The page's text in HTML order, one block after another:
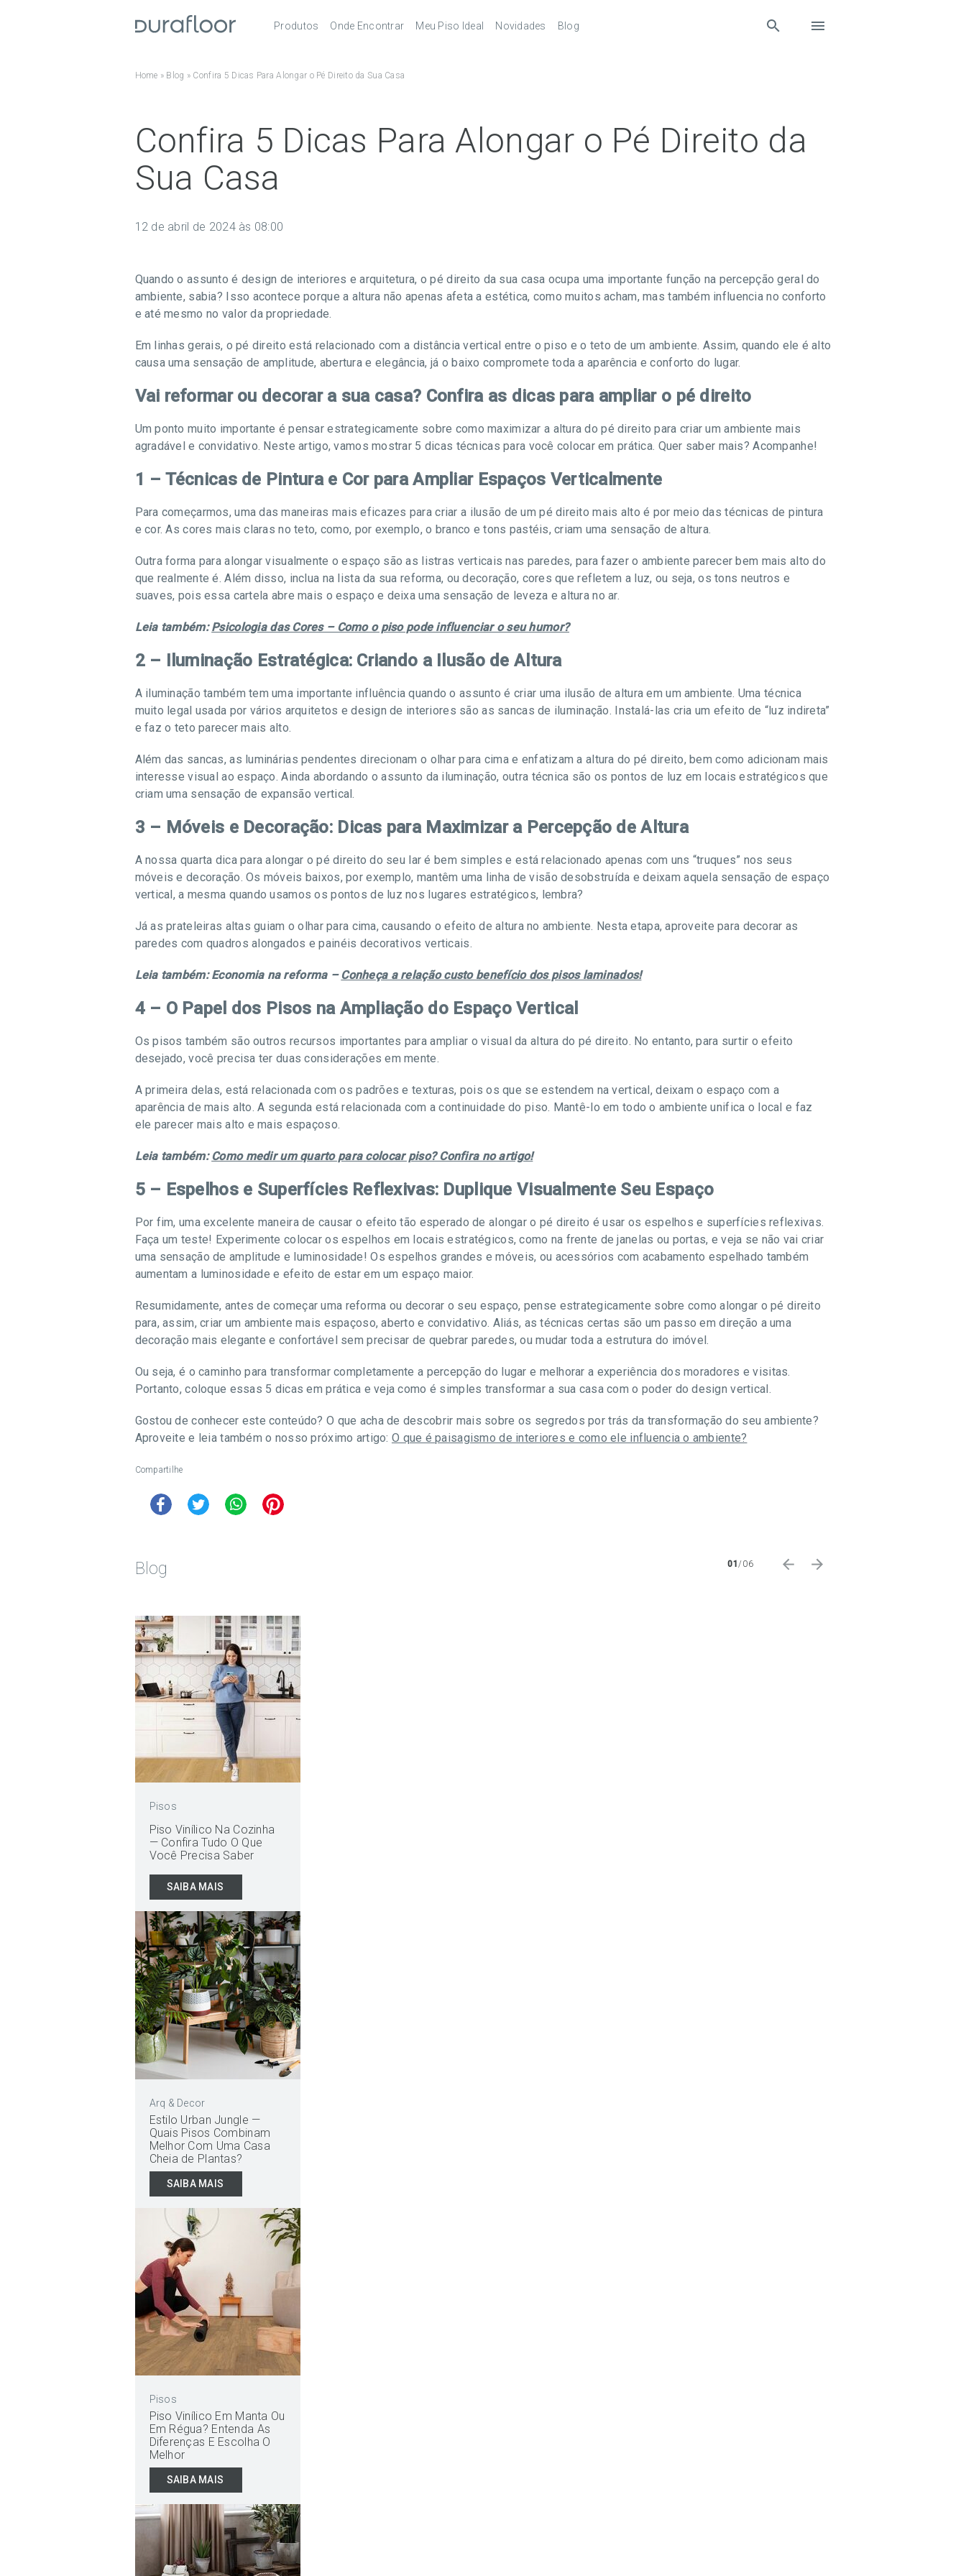
Produtos
Pisos Laminados Ultra
Pisos Vinílicos SPC
Rodapés
Melhores
Onde Encontrar
Serviços
Meu Piso Ideal Novidades Blog
Home » Blog » Confira 5 Dicas Para Alongar o Pé Direito da Sua Casa
Confira 5 Dicas Para Alongar o Pé Direito da
Sua Casa
12 de abril de 2024 às 08:00
Quando o assunto é design de interiores e arquitetura, o pé direito da sua casa ocupa uma importante função na percepção geral do
ambiente, sabia? Isso acontece porque a altura não apenas afeta a estética, como muitos acham, mas também influencia no conforto
e até mesmo no valor da propriedade.
Em linhas gerais, o pé direito está relacionado com a distância vertical entre o piso e o teto de um ambiente. Assim, quando ele é alto
causa uma sensação de amplitude, abertura e elegância, já o baixo compromete toda a aparência e conforto do lugar.
Vai reformar ou decorar a sua casa? Confira as dicas para ampliar o pé direito
Um ponto muito importante é pensar estrategicamente sobre como maximizar a altura do pé direito para criar um ambiente mais
agradável e convidativo. Neste artigo, vamos mostrar 5 dicas técnicas para você colocar em prática. Quer saber mais? Acompanhe!
1 – Técnicas de Pintura e Cor para Ampliar Espaços Verticalmente
Para começarmos, uma das maneiras mais eficazes para criar a ilusão de um pé direito mais alto é por meio das técnicas de pintura
e cor. As cores mais claras no teto, como, por exemplo, o branco e tons pastéis, criam uma sensação de altura.
Outra forma para alongar visualmente o espaço são as listras verticais nas paredes, para fazer o ambiente parecer bem mais alto do
que realmente é. Além disso, inclua na lista da sua reforma, ou decoração, cores que refletem a luz, ou seja, os tons neutros e
suaves, pois essa cartela abre mais o espaço e deixa uma sensação de leveza e altura no ar.
Leia também:Psicologia das Cores – Como o piso pode influenciar o seu humor?
2 – Iluminação Estratégica: Criando a Ilusão de Altura
A iluminação também tem uma importante influência quando o assunto é criar uma ilusão de altura em um ambiente. Uma técnica
muito legal usada por vários arquitetos e design de interiores são as sancas de iluminação. Instalá-las cria um efeito de “luz indireta”
e faz o teto parecer mais alto.
Além das sancas, as luminárias pendentes direcionam o olhar para cima e enfatizam a altura do pé direito, bem como adicionam mais
interesse visual ao espaço. Ainda abordando o assunto da iluminação, outra técnica são os pontos de luz em locais estratégicos que
criam uma sensação de expansão vertical.
3 – Móveis e Decoração: Dicas para Maximizar a Percepção de Altura
A nossa quarta dica para alongar o pé direito do seu lar é bem simples e está relacionado apenas com uns “truques” nos seus
móveis e decoração. Os móveis baixos, por exemplo, mantêm uma linha de visão desobstruída e deixam aquela sensação de espaço
vertical, a mesma quando usamos os pontos de luz nos lugares estratégicos, lembra?
Já as prateleiras altas guiam o olhar para cima, causando o efeito de altura no ambiente. Nesta etapa, aproveite para decorar as
paredes com quadros alongados e painéis decorativos verticais.
Leia também: Economia na reforma – Conheça a relação custo benefício dos pisos laminados!
4 – O Papel dos Pisos na Ampliação do Espaço Vertical
Os pisos também são outros recursos importantes para ampliar o visual da altura do pé direito. No entanto, para surtir o efeito
desejado, você precisa ter duas considerações em mente.
A primeira delas, está relacionada com os padrões e texturas, pois os que se estendem na vertical, deixam o espaço com a
aparência de mais alto. A segunda está relacionada com a continuidade do piso. Mantê-lo em todo o ambiente unifica o local e faz
ele parecer mais alto e mais espaçoso.
Leia também: Como medir um quarto para colocar piso? Confira no artigo!
5 – Espelhos e Superfícies Reflexivas: Duplique Visualmente Seu Espaço
Por fim, uma excelente maneira de causar o efeito tão esperado de alongar o pé direito é usar os espelhos e superfícies reflexivas.
Faça um teste! Experimente colocar os espelhos em locais estratégicos, como na frente de janelas ou portas, e veja se não vai criar
uma sensação de amplitude e luminosidade! Os espelhos grandes e móveis, ou acessórios com acabamento espelhado também
aumentam a luminosidade e efeito de estar em um espaço maior.
Resumidamente, antes de começar uma reforma ou decorar o seu espaço, pense estrategicamente sobre como alongar o pé direito
para, assim, criar um ambiente mais espaçoso, aberto e convidativo. Aliás, as técnicas certas são um passo em direção a uma
decoração mais elegante e confortável sem precisar de quebrar paredes, ou mudar toda a estrutura do imóvel.
Ou seja, é o caminho para transformar completamente a percepção do lugar e melhorar a experiência dos moradores e visitas.
Portanto, coloque essas 5 dicas em prática e veja como é simples transformar a sua casa com o poder do design vertical.
Gostou de conhecer este conteúdo? O que acha de descobrir mais sobre os segredos por trás da transformação do seu ambiente?
Aproveite e leia também o nosso próximo artigo: O que é paisagismo de interiores e como ele influencia o ambiente?
Compartilhe
Blog 01/06
Pisos
Piso Vinílico Na Cozinha
— Confira Tudo O Que
Você Precisa Saber
SAIBA MAIS
Arq & Decor
Estilo Urban Jungle —
Quais Pisos Combinam
Melhor Com Uma Casa
Cheia de Plantas?
SAIBA MAIS
Pisos
Piso Vinílico Em Manta Ou
Em Régua? Entenda As
Diferenças E Escolha O
Melhor
SAIBA MAIS